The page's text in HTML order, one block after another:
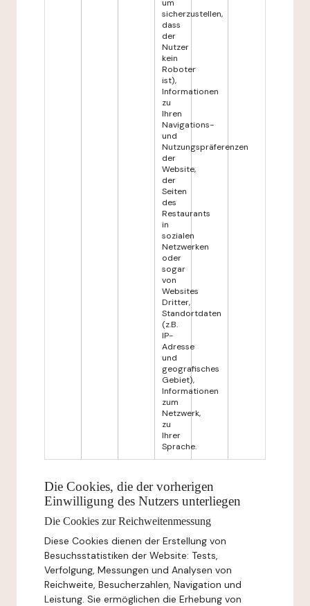
um
sicherzustellen,
dass
der
Nutzer
kein
Roboter
ist),
Informationen
zu
Ihren
Navigations-
und
Nutzungspräferenzen
der
Website,
der
Seiten
des
Restaurants
in
sozialen
Netzwerken
oder
sogar
von
Websites
Dritter,
Standortdaten
(z.B.
IP-
Adresse
und
geografisches
Gebiet),
Informationen
zum
Netzwerk,
zu
Ihrer
Sprache.
Die Cookies, die der vorherigen
Einwilligung des Nutzers unterliegen
Die Cookies zur Reichweitenmessung
Diese Cookies dienen der Erstellung von
Besuchsstatistiken der Website: Tests,
Verfolgung, Messungen und Analysen von
Reichweite, Besucherzahlen, Navigation und
Leistung. Sie ermöglichen die Erhebung von